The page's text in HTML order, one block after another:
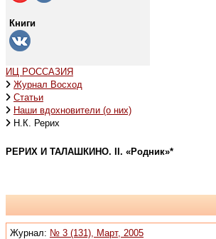
Книги
ИЦ РОССАЗИЯ
Журнал Восход
Статьи
Наши вдохновители (о них)
Н.К. Рерих
РЕРИХ И ТАЛАШКИНО. II. «Родник»*
Журнал: № 3 (131), Март, 2005